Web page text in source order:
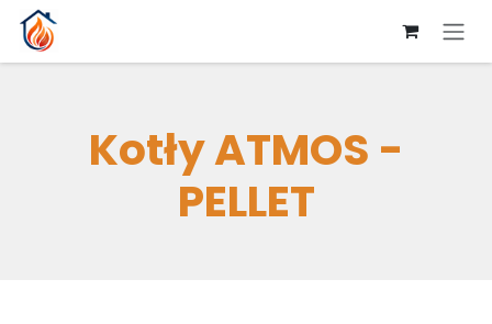
Przejdź do zawartości
Kotły ATMOS -
PELLET